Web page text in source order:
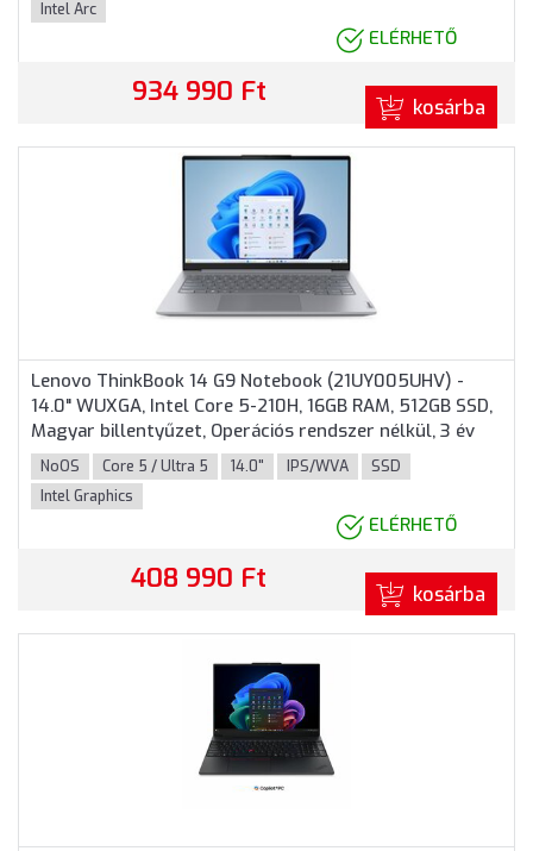
Intel Arc
ELÉRHETŐ
934 990 Ft kosárba
Lenovo ThinkBook 14 G9 Notebook (21UY005UHV) -
14.0" WUXGA, Intel Core 5-210H, 16GB RAM, 512GB SSD,
Magyar billentyűzet, Operációs rendszer nélkül, 3 év
garancia, Szürke színben
NoOS Core 5 / Ultra 5 14.0" IPS/WVA
SSD
Intel Graphics
ELÉRHETŐ
408 990 Ft kosárba